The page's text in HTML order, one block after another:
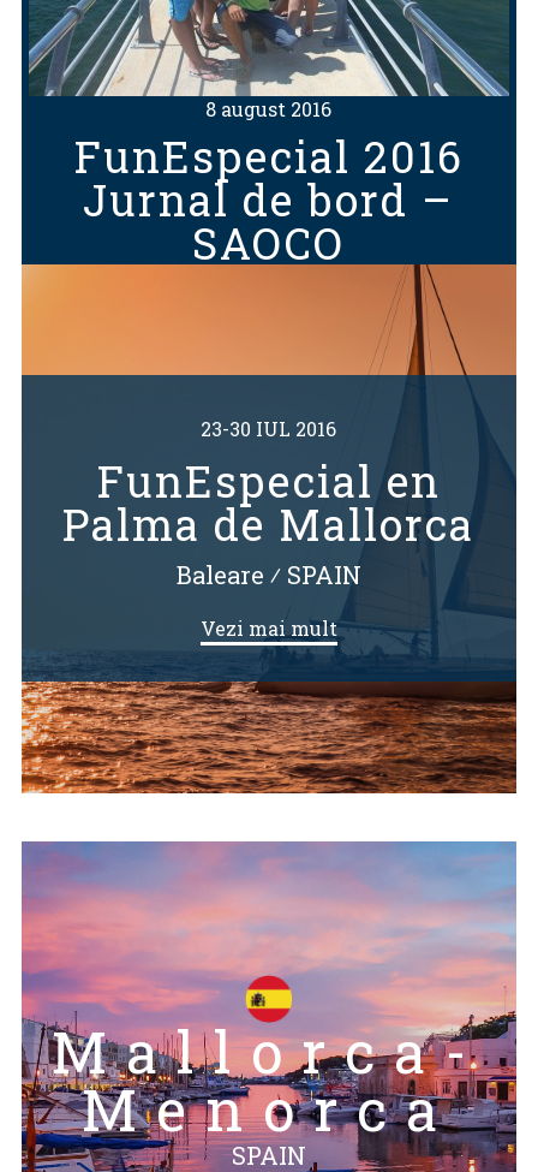
8 august 2016
FunEspecial 2016
Jurnal de bord –
SAOCO
23-30 IUL 2016
FunEspecial en
Palma de Mallorca
Baleare ⁄ SPAIN
Vezi mai mult
Mallorca-
Menorca
SPAIN